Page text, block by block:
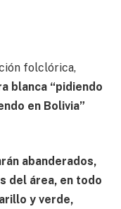
folclórica,
blanca “pidiendo
en Bolivia”
abanderados,
del área, en todo
y verde,